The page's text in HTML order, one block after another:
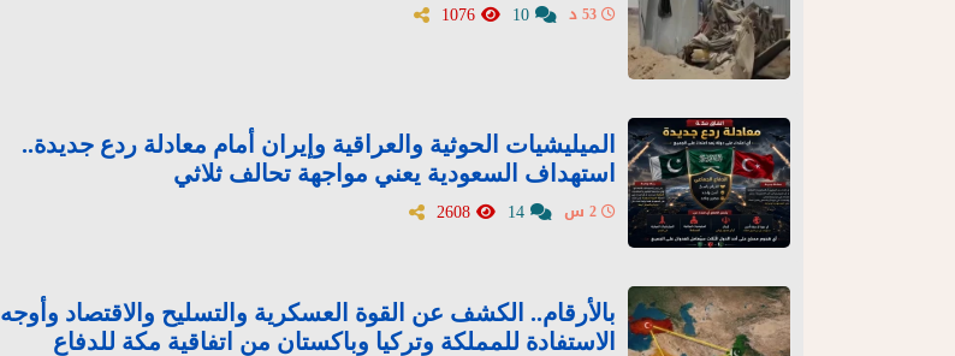
الميليشيات الحوثية والعراقية وإيران أمام معادلة ردع جديدة..
استهداف السعودية يعني مواجهة تحالف ثلاثي
بالأرقام.. الكشف عن القوة العسكرية والتسليح والاقتصاد وأوجه
الاستفادة للمملكة وتركيا وباكستان من اتفاقية مكة للدفاع